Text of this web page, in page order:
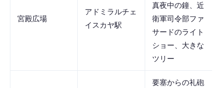
宮殿広場
アドミラルチェ
イスカヤ駅
真夜中の鐘、近
衛軍司令部ファ
サードのライト
ショー、大きな
ツリー
要塞からの礼砲